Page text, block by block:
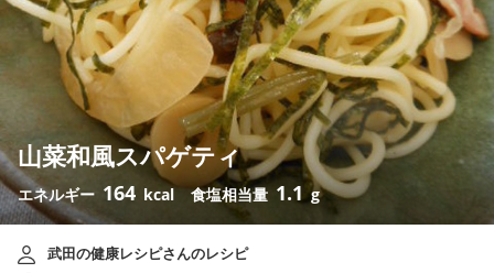
山菜和風スパゲティ
エネルギー 164 kcal 食塩相当量 1.1 g
武田の健康レシピさんのレシピ